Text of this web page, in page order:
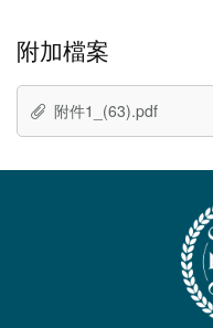
附加檔案
附件1_(63).pdf